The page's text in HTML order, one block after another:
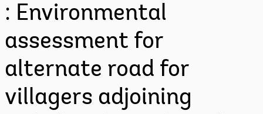
: Environmental
assessment for
alternate road for
villagers adjoining